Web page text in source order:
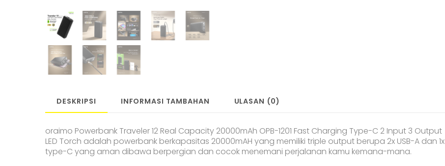
DESKRIPSI INFORMASI TAMBAHAN ULASAN (0)
oraimo Powerbank Traveler 12 Real Capacity 20000mAh OPB-1201 Fast Charging Type-C 2 Input 3 Output
LED Torch adalah powerbank berkapasitas 20000mAH yang memiliki triple output berupa 2x USB-A dan 1x
type-C yang aman dibawa berpergian dan cocok menemani perjalanan kamu kemana-mana.